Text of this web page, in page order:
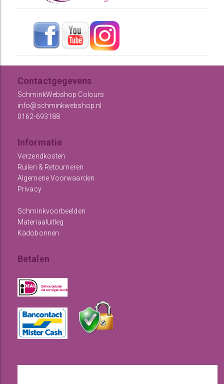
Contactgegevens
SchminkWebshop Colours
info@schminkwebshop.nl
0162-693188
Informatie
Verzendkosten
Ruilen & Retourneren
Algemene Voorwaarden
Privacy
Schminkvoorbeelden
Materiaaluitleg
Kadobonnen
Betalen